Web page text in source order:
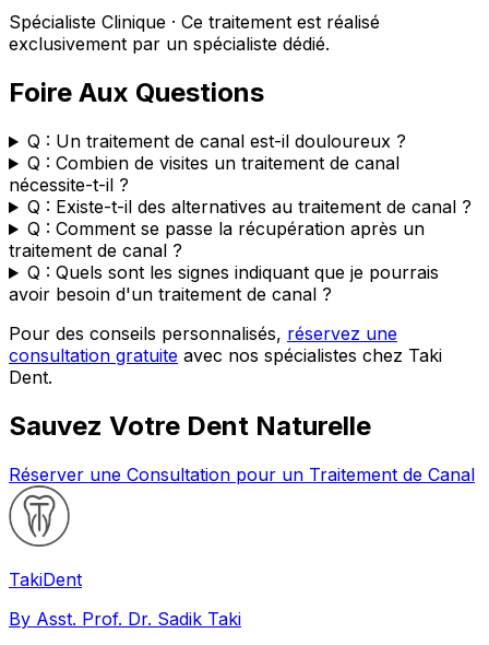
Spécialiste Clinique · Ce traitement est réalisé
exclusivement par un spécialiste dédié.
Foire Aux Questions
Q : Un traitement de canal est-il douloureux ?
Q : Combien de visites un traitement de canal
nécessite-t-il ?
Q : Existe-t-il des alternatives au traitement de canal ?
Q : Comment se passe la récupération après un
traitement de canal ?
Q : Quels sont les signes indiquant que je pourrais
avoir besoin d'un traitement de canal ?
Pour des conseils personnalisés, réservez une
consultation gratuite avec nos spécialistes chez Taki
Dent.
Sauvez Votre Dent Naturelle
Réserver une Consultation pour un Traitement de Canal
TakiDent
By Asst. Prof. Dr. Sadik Taki